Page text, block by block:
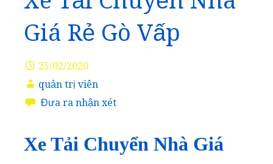
Giá Rẻ Gò Vấp
25/02/2020
quản trị viên
Đưa ra nhận xét
Xe Tải Chuyển Nhà Giá